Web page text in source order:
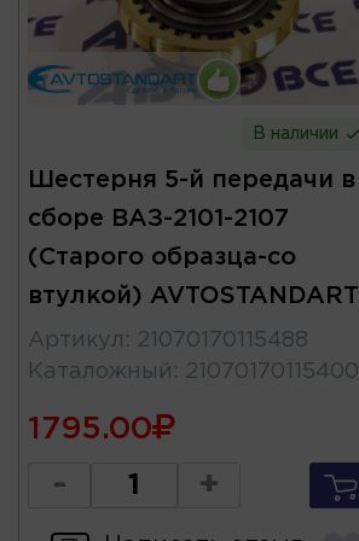
В наличии
Шестерня 5-й передачи в
сборе ВАЗ-2101-2107
(Старого образца-со
втулкой) AVTOSTANDART
Артикул : 21070170115488
Каталожный : 21070170115400
1795.00
- +